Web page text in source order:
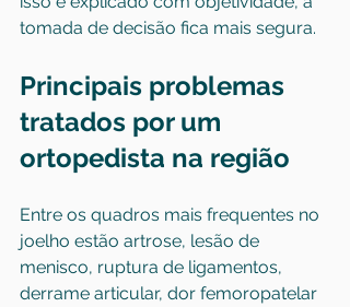
tomada de decisão fica mais segura.
Principais problemas
tratados por um
ortopedista na região
Entre os quadros mais frequentes no
joelho estão artrose, lesão de
menisco, ruptura de ligamentos,
derrame articular, dor femoropatelar